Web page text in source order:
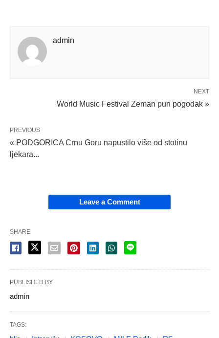
admin
NEXT
World Music Festival Zeman pun pogodak »
PREVIOUS
« PODGORICA Crnu Goru napustilo više od stotinu
ljekara...
Leave a Comment
SHARE
PUBLISHED BY
admin
TAGS: